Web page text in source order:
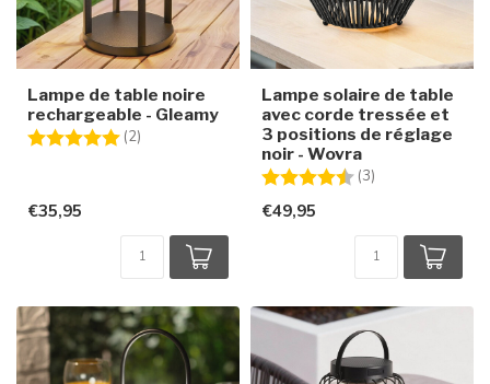
Lampe de table noire
rechargeable - Gleamy
Note:
(2)
€35,95
Lampe solaire de table
avec corde tressée et
3 positions de réglage
noir - Wovra
Note:
(3)
€49,95